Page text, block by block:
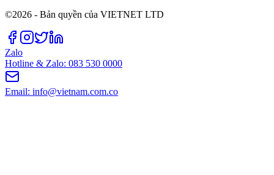
©2026 - Bản quyền của VIETNET LTD
Zalo
Hotline & Zalo: 083 530 0000
Email: info@vietnam.com.co